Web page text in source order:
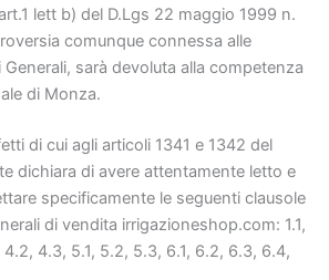
lett b) del D.Lgs 22 maggio 1999 n.
comunque connessa alle
sarà devoluta alla competenza
di Monza.
di cui agli articoli 1341 e 1342 del
dichiara di avere attentamente letto e
specificamente le seguenti clausole
di vendita irrigazioneshop.com: 1.1,
4.2, 4.3, 5.1, 5.2, 5.3, 6.1, 6.2, 6.3, 6.4,